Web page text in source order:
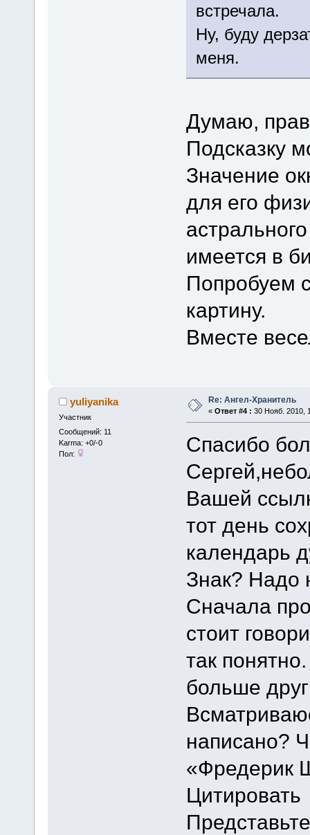
встречала.
Ну, буду
меня.
Думаю,
Подсказку
Значение
для его
имеется в
Попробуем
картину.
Вместе
yuliyanika
Участник
Сообщений: 11
Karma: +0/-0
Пол:
Re: Ангел-Хранитель
« Ответ #4 : 30 Нояб. 2010,
Спасибо
Вашей
тот день
календарь
Знак? Надо
Сначала
стоит
так
больше
написано?
«Фредерик
Цитировать